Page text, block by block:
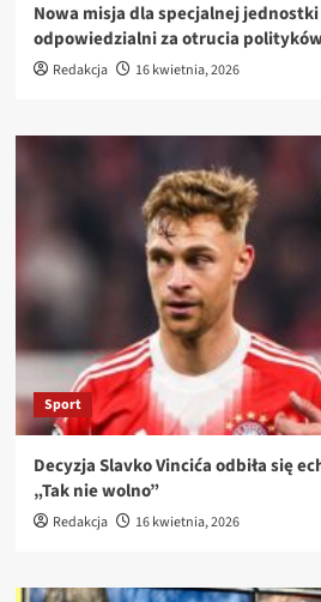
Nowa misja dla specjalnej jednostki
odpowiedzialni za otrucia
Redakcja 16 kwietnia, 2026
Sport
Decyzja Slavko Vincića odbiła się
„Tak nie wolno”
Redakcja 16 kwietnia, 2026